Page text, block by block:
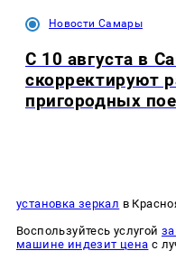
Новости Самары
С 10 августа в
скорректируют
пригородных
установка зеркал в
Воспользуйтесь услугой
машине индезит цена с